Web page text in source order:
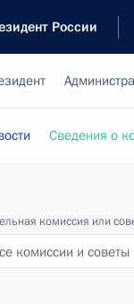
России
Сведения о
комиссия или
комиссии и советы